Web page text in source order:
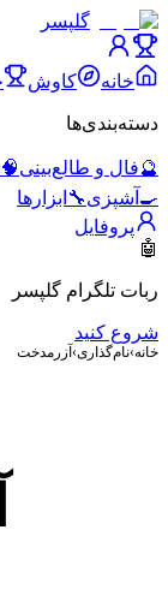
گلپسر
خانه کاوش
دسته‌بندی‌ها
🔮فال و طالع‌بینی🧠
🍳 آشپزی🔧 ابزارها
پروفایل
🤖
ربات تلگرام گلپسر
شروع کنید
خانه›نام‌گذاری› آزرمدخت